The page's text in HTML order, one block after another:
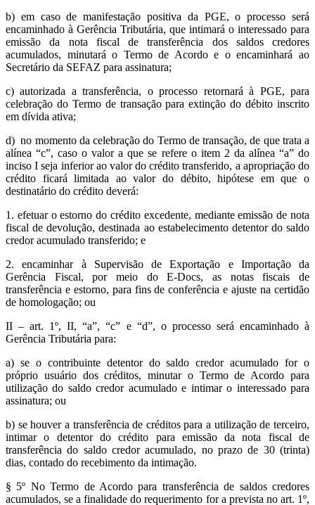
b) em caso de manifestação positiva da PGE, o processo será
encaminhado à Gerência Tributária, que intimará o interessado para
emissão da nota fiscal de transferência dos saldos credores
acumulados, minutará o Termo de Acordo e o encaminhará ao
Secretário da SEFAZ para assinatura;
c) autorizada a transferência, o processo retornará à PGE, para
celebração do Termo de transação para extinção do débito inscrito
em dívida ativa;
d) no momento da celebração do Termo de transação, de que trata a
alínea “c”, caso o valor a que se refere o item 2 da alínea “a” do
inciso I seja inferior ao valor do crédito transferido, a apropriação do
crédito ficará limitada ao valor do débito, hipótese em que o
destinatário do crédito deverá:
1. efetuar o estorno do crédito excedente, mediante emissão de nota
fiscal de devolução, destinada ao estabelecimento detentor do saldo
credor acumulado transferido; e
2. encaminhar à Supervisão de Exportação e Importação da
Gerência Fiscal, por meio do E-Docs, as notas fiscais de
transferência e estorno, para fins de conferência e ajuste na certidão
de homologação; ou
II – art. 1º, II, “a”, “c” e “d”, o processo será encaminhado à
Gerência Tributária para:
a) se o contribuinte detentor do saldo credor acumulado for o
próprio usuário dos créditos, minutar o Termo de Acordo para
utilização do saldo credor acumulado e intimar o interessado para
assinatura; ou
b) se houver a transferência de créditos para a utilização de terceiro,
intimar o detentor do crédito para emissão da nota fiscal de
transferência do saldo credor acumulado, no prazo de 30 (trinta)
dias, contado do recebimento da intimação.
§ 5º No Termo de Acordo para transferência de saldos credores
acumulados, se a finalidade do requerimento for a prevista no art. 1º,